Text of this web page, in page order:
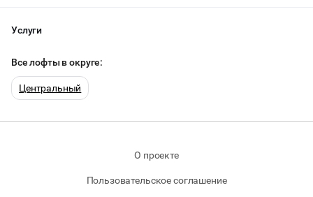
Услуги
Все лофты в округе:
Центральный
О проекте
Пользовательское соглашение